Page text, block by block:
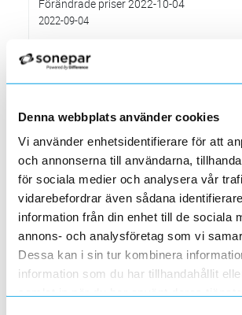
Denna webbplats använder cookies
Vi använder enhetsidentifierare för att
och annonserna till användarna,
för sociala medier och analysera vår
vidarebefordrar även sådana
information från din enhet till de sociala
annons- och analysföretag som vi
Dessa kan i sin tur kombinera
information som du har tillhandahållit
samlat in när du har använt deras
Förändrade priser 2022-10-04
2022-09-04
2022-05-31
2022-05-27
Grundkurs för installatörer av Charge
2022-04-01
En grundläggande certifieringsutbildning för
Förändrade priser 2022-05-01
2022-03-31
Ecovadis ger Elektroskandia högsta
hållbarhetsarbete
2022-03-21
Det oberoende analysföretaget Ecovadis har